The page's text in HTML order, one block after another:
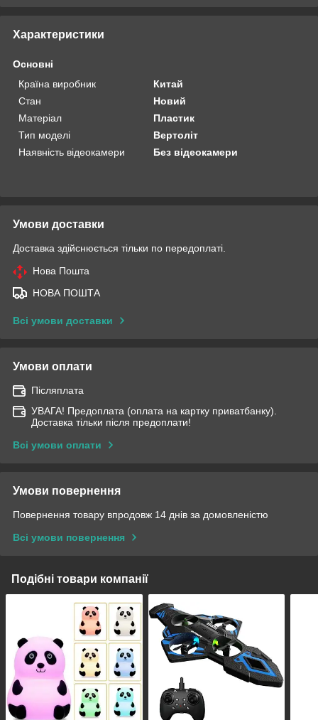
Характеристики
Основні
Країна виробник
Китай
Стан
Новий
Матеріал
Пластик
Тип моделі
Вертоліт
Наявність відеокамери
Без відеокамери
Умови доставки
Доставка здійснюється тільки по передоплаті.
Нова Пошта
НОВА ПОШТА
Всі умови доставки
Умови оплати
Післяплата
УВАГА! Предоплата (оплата на картку приватбанку).
Доставка тільки після предоплати!
Всі умови оплати
Умови повернення
Повернення товару впродовж 14 днів за домовленістю
Всі умови повернення
Подібні товари компанії